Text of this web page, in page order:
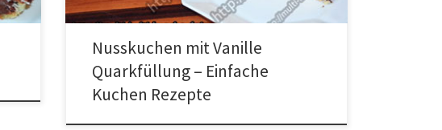
Nusskuchen mit Vanille
Quarkfüllung – Einfache
Kuchen Rezepte